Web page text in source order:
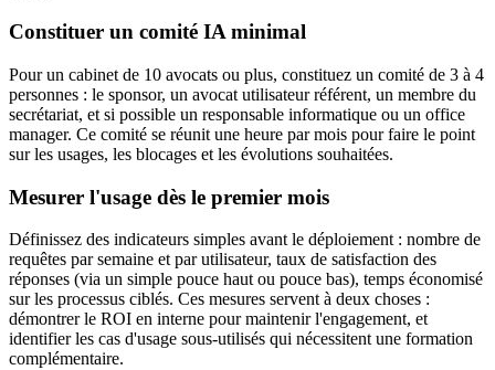
Constituer un comité IA minimal
Pour un cabinet de 10 avocats ou plus, constituez un comité de 3 à 4
personnes : le sponsor, un avocat utilisateur référent, un membre du
secrétariat, et si possible un responsable informatique ou un office
manager. Ce comité se réunit une heure par mois pour faire le point
sur les usages, les blocages et les évolutions souhaitées.
Mesurer l'usage dès le premier mois
Définissez des indicateurs simples avant le déploiement : nombre de
requêtes par semaine et par utilisateur, taux de satisfaction des
réponses (via un simple pouce haut ou pouce bas), temps économisé
sur les processus ciblés. Ces mesures servent à deux choses :
démontrer le ROI en interne pour maintenir l'engagement, et
identifier les cas d'usage sous-utilisés qui nécessitent une formation
complémentaire.